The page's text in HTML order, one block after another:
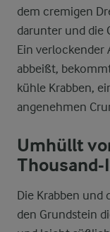
dem cremigen
darunter und die
Ein verlockender
abbeißt,
kühle Krabben,
angenehmen
Umhüllt
Die Krabben und
den Grundstein